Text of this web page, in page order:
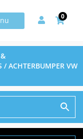
0
/ ACHTERBUMPER VW